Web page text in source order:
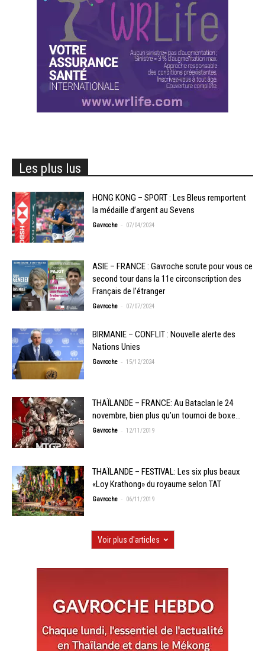
Les plus lus
HONG KONG – SPORT : Les Bleus remportent
la médaille d’argent au Sevens
Gavroche - 07/04/2024
ASIE – FRANCE : Gavroche scrute pour vous ce
second tour dans la 11e circonscription des
Français de l’étranger
Gavroche - 07/07/2024
BIRMANIE – CONFLIT : Nouvelle alerte des
Nations Unies
Gavroche - 15/12/2024
THAÏLANDE – FRANCE: Au Bataclan le 24
novembre, bien plus qu’un tournoi de boxe…
Gavroche - 12/11/2019
THAÏLANDE – FESTIVAL: Les six plus beaux
«Loy Krathong» du royaume selon TAT
Gavroche - 06/11/2019
Voir plus d'articles